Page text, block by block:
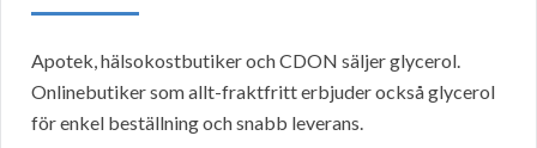
Apotek, hälsokostbutiker och CDON säljer glycerol.
Onlinebutiker som allt-fraktfritt erbjuder också glycerol
för enkel beställning och snabb leverans.